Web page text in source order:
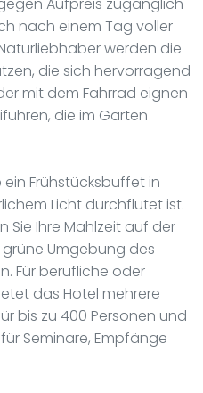
nach einem Tag voller
werden die
die sich hervorragend
mit dem Fahrrad eignen
die im Garten
Frühstücksbuffet in
Licht durchflutet ist.
Sie Ihre Mahlzeit auf der
Umgebung des
Für berufliche oder
das Hotel mehrere
bis zu 400 Personen und
Seminare, Empfänge